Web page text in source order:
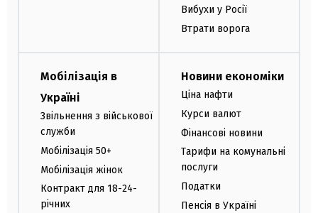
Вибухи у Росії
Втрати ворога
Мобілізація в
Україні
Звільнення з військової
служби
Мобілізація 50+
Мобілізація жінок
Контракт для 18-24-
річних
Новини економіки
Ціна нафти
Курси валют
Фінансові новини
Тарифи на комунальні
послуги
Податки
Пенсія в Україні